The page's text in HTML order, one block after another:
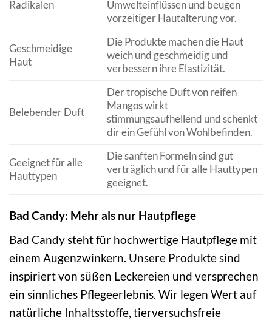
Radikalen
Umwelteinflüssen und beugen
vorzeitiger Hautalterung vor.
Geschmeidige
Haut
Die Produkte machen die Haut
weich und geschmeidig und
verbessern ihre Elastizität.
Belebender Duft
Der tropische Duft von reifen
Mangos wirkt
stimmungsaufhellend und schenkt
dir ein Gefühl von Wohlbefinden.
Geeignet für alle
Hauttypen
Die sanften Formeln sind gut
verträglich und für alle Hauttypen
geeignet.
Bad Candy: Mehr als nur Hautpflege
Bad Candy steht für hochwertige Hautpflege mit
einem Augenzwinkern. Unsere Produkte sind
inspiriert von süßen Leckereien und versprechen
ein sinnliches Pflegeerlebnis. Wir legen Wert auf
natürliche Inhaltsstoffe, tierversuchsfreie